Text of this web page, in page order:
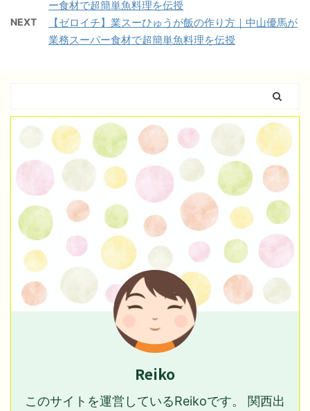
ー食材で超簡単魚料理を伝授
NEXT
【ゼロイチ】業スーひゅうが飯の作り方｜中山優馬が
業務スーパー食材で超簡単魚料理を伝授
Reiko
このサイトを運営しているReikoです。 関西出